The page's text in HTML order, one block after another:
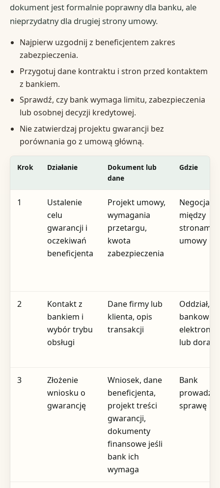
dokument jest formalnie poprawny dla banku, ale
nieprzydatny dla drugiej strony umowy.
Najpierw uzgodnij z beneficjentem zakres
zabezpieczenia.
Przygotuj dane kontraktu i stron przed kontaktem
z bankiem.
Sprawdź, czy bank wymaga limitu, zabezpieczenia
lub osobnej decyzji kredytowej.
Nie zatwierdzaj projektu gwarancji bez
porównania go z umową główną.
Krok Działanie
Dokument lub
dane
Gdzie
1
Ustalenie
celu
gwarancji i
oczekiwań
beneficjenta
Projekt umowy,
wymagania
przetargu,
kwota
zabezpieczenia
Negocjacje
między
stronami
umowy
2
Kontakt z
bankiem i
wybór trybu
obsługi
Dane firmy lub
klienta, opis
transakcji
Oddział,
lub
3
Złożenie
wniosku o
gwarancję
Wniosek, dane
beneficjenta,
projekt treści
gwarancji,
dokumenty
finansowe jeśli
bank ich
wymaga
Bank
sprawę